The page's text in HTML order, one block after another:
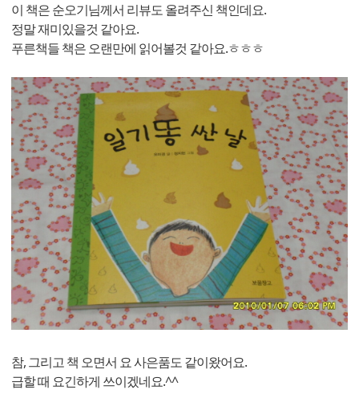
이 책은 순오기님께서 리뷰도 올려주신 책인데요.
정말 재미있을것 같아요.
푸른책들 책은 오랜만에 읽어볼것 같아요.ㅎㅎㅎ
참, 그리고 책 오면서 요 사은품도 같이왔어요.
급할 때 요긴하게 쓰이겠네요.^^